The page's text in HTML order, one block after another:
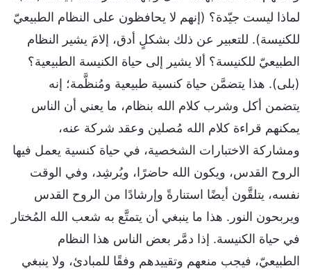
لماذا ليست جيّدة؟ (إنهم لا يحافظون على النظام الطبيعيّ
للكنيسة). للتعبير عن ذلك بشكلٍ أدق، إلامَ يشير النظام
الطبيعيّ للكنيسة؟ ألا يشير إلى حياة الكنيسة الطبيعية؟
(بلى). هذا يتضمَّن حياة كنسية طبيعية ومُنظَّمة؛ إنه
يتضمن أكل وشرب كلام الله بنظام، ما يعني أن الناس
يمكنهم قراءة كلام الله مُصلين وعقد شركة عنه،
ومشاركة الاختبارات الشخصية، في حياة كنسية يعمل فيها
الروح القدس، ويكون الله حاضرًا، ويُرشِد، وفي الوقت
نفسه، يتلقَّون أيضًا استنارةً وإرشادًا من الروح القدس
ويربحون النور. هذا ما ينبغي أن يتمتَّع به شعب الله المُختار
في حياة الكنيسة. إذا دمَّر بعض الناس هذا النظام
الطبيعيّ، فيجب منعهم وتقييدهم وفقًا للمبادئ، ولا ينبغي